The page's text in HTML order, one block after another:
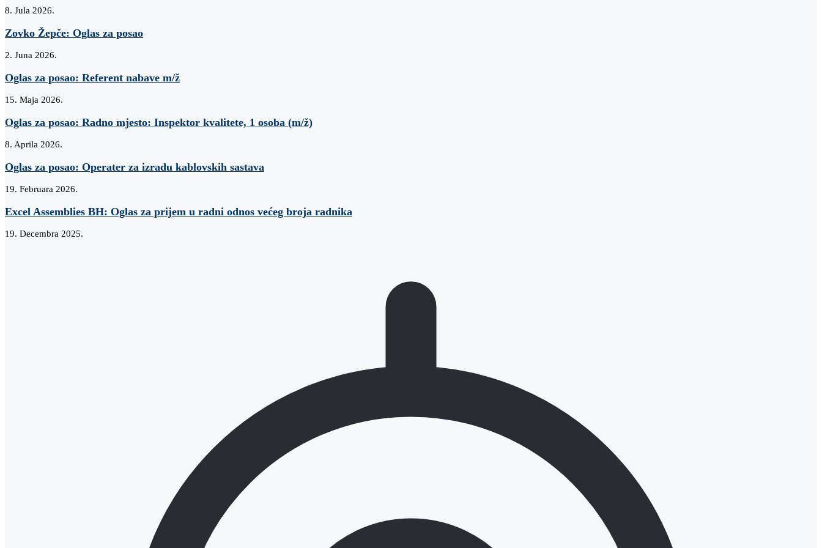
8. Jula 2026.
Zovko Žepče: Oglas za posao
2. Juna 2026.
Oglas za posao: Referent nabave m/ž
15. Maja 2026.
Oglas za posao: Radno mjesto: Inspektor kvalitete, 1 osoba (m/ž)
8. Aprila 2026.
Oglas za posao: Operater za izradu kablovskih sastava
19. Februara 2026.
Excel Assemblies BH: Oglas za prijem u radni odnos većeg broja radnika
19. Decembra 2025.